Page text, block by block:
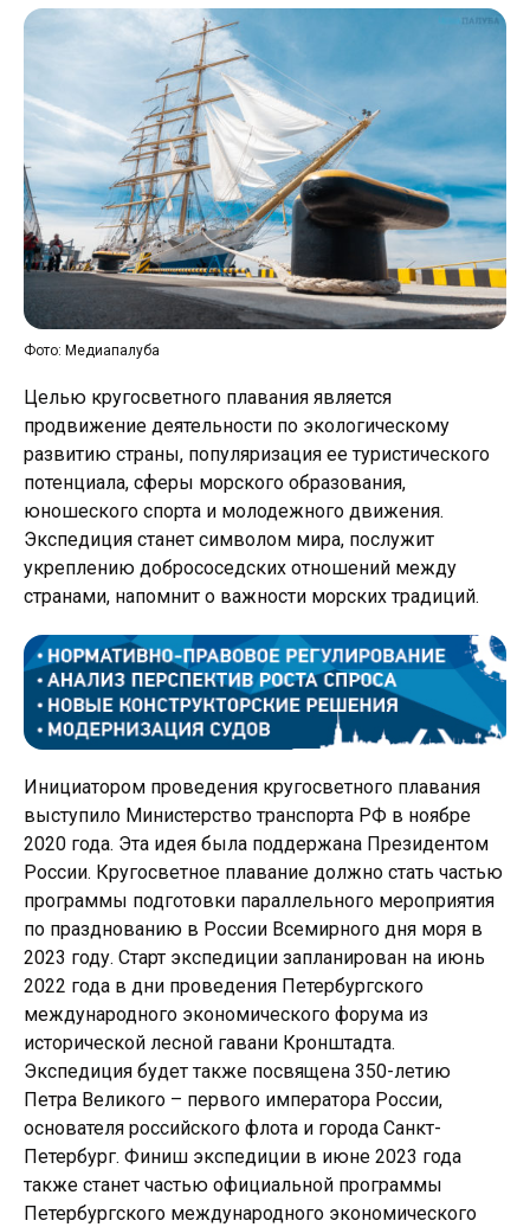
Фото: Медиапалуба
Целью кругосветного плавания является
продвижение деятельности по экологическому
развитию страны, популяризация ее туристического
потенциала, сферы морского образования,
юношеского спорта и молодежного движения.
Экспедиция станет символом мира, послужит
укреплению добрососедских отношений между
странами, напомнит о важности морских традиций.
Инициатором проведения кругосветного плавания
выступило Министерство транспорта РФ в ноябре
2020 года. Эта идея была поддержана Президентом
России. Кругосветное плавание должно стать частью
программы подготовки параллельного мероприятия
по празднованию в России Всемирного дня моря в
2023 году. Старт экспедиции запланирован на июнь
2022 года в дни проведения Петербургского
международного экономического форума из
исторической лесной гавани Кронштадта.
Экспедиция будет также посвящена 350-летию
Петра Великого – первого императора России,
основателя российского флота и города Санкт-
Петербург. Финиш экспедиции в июне 2023 года
также станет частью официальной программы
Петербургского международного экономического